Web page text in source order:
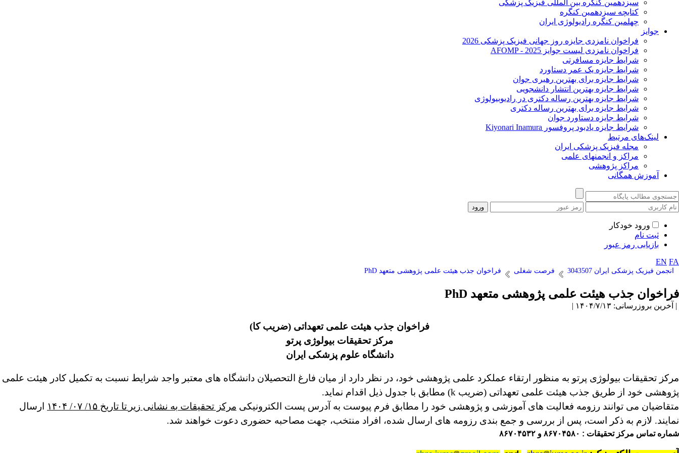
سیزدهمین کنگره بین المللی فیزیک پزشکی
کتابچه سیزدهمین کنگره
چهلمین کنگره رادیولوژی ایران
جوایز
فراخوان نامزدی جایزه روز جهانی فیزیک پزشکی 2026
فراخوان نامزدی لیست جوایز AFOMP - 2025
شرایط جایزه مسافرتی
شرایط جایزه یک عمر دستاورد
شرایط جایزه برای بهترین رهبری جوان
شرایط جایزه بهترین انتشار دانشجویی
شرایط جایزه بهترین رساله دکتری در رادیوبیولوژی
شرایط جایزه برای بهترین رساله دکتری
شرایط جایزه دستاورد جوان
شرایط جایزه یادبود پروفسور Kiyonari Inamura
لینک‌های مرتبط
مجله فیزیک پزشکی ایران
مراکز و انجمنهای علمی
مراکز پژوهشی
آموزش همگانی
ورود خودکار
ثبت نام
بازیابی رمز عبور
EN FA
انجمن فیزیک پزشکی ایران 3043507 فرصت شغلی فراخوان جذب هیئت علمی پژوهشی متعهد PhD
فراخوان جذب هیئت علمی پژوهشی متعهد PhD
| آخرین بروزرسانی: ۱۴۰۴/۷/۱۳ |
فراخوان جذب هیئت علمی تعهداتی (ضریب کا)
مرکز تحقیقات بیولوژی پرتو
دانشگاه علوم پزشکی ایران
مرکز تحقیقات بیولوژی پرتو به منظور ارتقاء عملکرد علمی پژوهشی خود، در نظر دارد از میان فارغ التحصیلان دانشگاه های معتبر واجد شرایط نسبت به تکمیل کادر هیئت علمی
پژوهشی خود از طریق جذب هیئت علمی تعهداتی (ضریب k) مطابق با جدول ذیل اقدام نماید.
متقاضیان می توانند رزومه فعالیت های آموزشی و پژوهشی خود را مطابق فرم پیوست به آدرس پست الکترونیکی مرکز تحقیقات به نشانی زیر تا تاریخ ۱۵/ ۰۷/ ۱۴۰۴
ارسال
نمایند. لازم به ذکر است، پس از بررسی و جمع بندی رزومه های ارسال شده، افراد منتخب، جهت مصاحبه حضوری دعوت خواهند شد.
شماره تماس مرکز تحقیقات :